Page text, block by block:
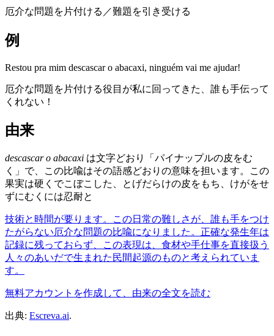
厄介な問題を片付ける／難題を引き受ける
例
Restou pra mim descascar o abacaxi, ninguém vai me ajudar!
厄介な問題を片付ける役目が私に回ってきた、誰も手伝って
くれない！
由来
descascar o abacaxi は文字どおり「パイナップルの皮をむ
く」で、この比喩はその語感どおりの意味を担います。この
果実は硬くでこぼこした、とげだらけの皮をもち、けがをせ
ずにむくには忍耐と
技術と時間が要ります。この日常の難しさが、誰も手をつけ
たがらない厄介な問題の比喩になりました。正確な発生年は
記録に残っておらず、この表現は、食材や手仕事を直接扱う
人々のあいだで生まれた民間起源のものと考えられていま
す。
無料アカウントを作成して、由来の全文を読む
出典: Escreva.ai.